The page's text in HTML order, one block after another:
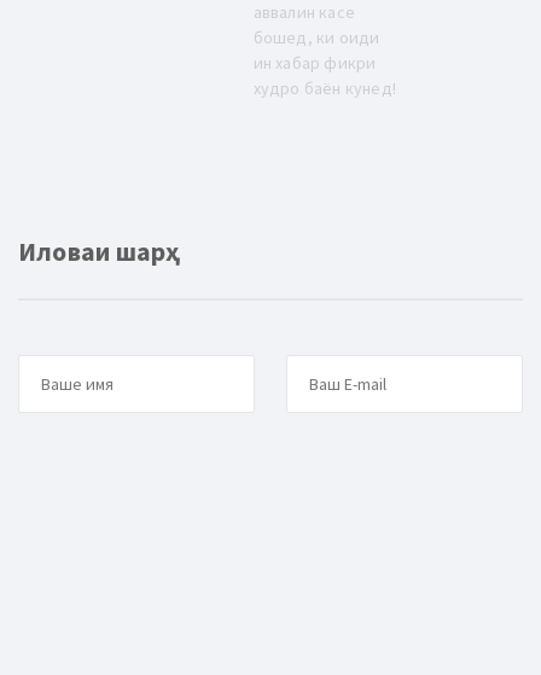
аввалин касе
бошед, ки оиди
ин хабар фикри
худро баён кунед!
Иловаи шарҳ